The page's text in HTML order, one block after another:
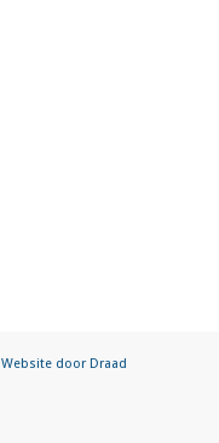
Website door Draad